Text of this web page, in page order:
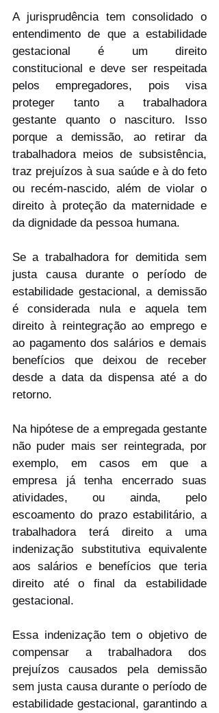
A jurisprudência tem consolidado o
entendimento de que a estabilidade
gestacional é um direito
constitucional e deve ser respeitada
pelos empregadores, pois visa
proteger tanto a trabalhadora
gestante quanto o nascituro. Isso
porque a demissão, ao retirar da
trabalhadora meios de subsistência,
traz prejuízos à sua saúde e à do feto
ou recém-nascido, além de violar o
direito à proteção da maternidade e
da dignidade da pessoa humana.
Se a trabalhadora for demitida sem
justa causa durante o período de
estabilidade gestacional, a demissão
é considerada nula e aquela tem
direito à reintegração ao emprego e
ao pagamento dos salários e demais
benefícios que deixou de receber
desde a data da dispensa até a do
retorno.
Na hipótese de a empregada gestante
não puder mais ser reintegrada, por
exemplo, em casos em que a
empresa já tenha encerrado suas
atividades, ou ainda, pelo
escoamento do prazo estabilitário, a
trabalhadora terá direito a uma
indenização substitutiva equivalente
aos salários e benefícios que teria
direito até o final da estabilidade
gestacional.
Essa indenização tem o objetivo de
compensar a trabalhadora dos
prejuízos causados pela demissão
sem justa causa durante o período de
estabilidade gestacional, garantindo a